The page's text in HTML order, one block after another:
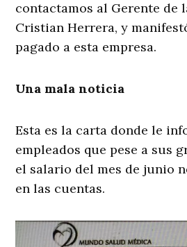
contactamos al Gerente de
Cristian Herrera, y
pagado a esta empresa.
Una mala noticia
Esta es la carta donde le
empleados que pese a sus
el salario del mes de junio
en las cuentas.